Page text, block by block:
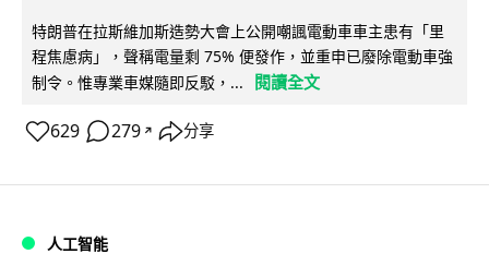
特朗普在拉斯維加斯造勢大會上公開嘲諷電動車車主患有「里
程焦慮病」，聲稱電量剩 75% 便發作，並重申已廢除電動車強
制令。惟專業車媒隨即反駁，...
閱讀全文
629 279 ↗ 分享
人工智能